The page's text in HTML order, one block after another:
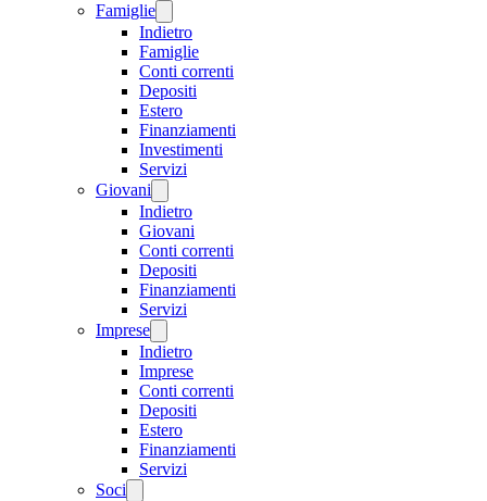
Famiglie
Indietro
Famiglie
Conti correnti
Depositi
Estero
Finanziamenti
Investimenti
Servizi
Giovani
Indietro
Giovani
Conti correnti
Depositi
Finanziamenti
Servizi
Imprese
Indietro
Imprese
Conti correnti
Depositi
Estero
Finanziamenti
Servizi
Soci